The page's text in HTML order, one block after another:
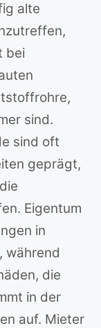
alte
bei
sind.
sind oft
geprägt,
Eigentum
in
während
die
in der
auf. Mieter